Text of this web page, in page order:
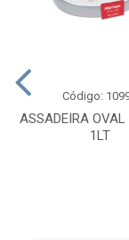
ASSADEIRA OVAL
1LT
Código: